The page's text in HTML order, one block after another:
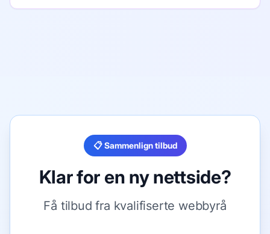
📋 Sammenlign tilbud
Klar for en ny nettside?
Få tilbud fra kvalifiserte webbyrå